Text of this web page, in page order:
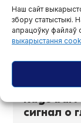
Наш сайт
збору статыстыкі.
апрацоўку файлаў
выкарыстання
Rage bait
сигнал о